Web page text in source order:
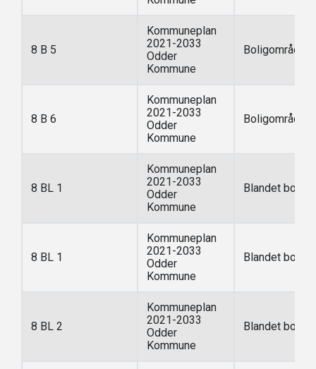
8 B 5
Kommuneplan
2021-2033
Odder
Kommune
Boligområde
8 B 6
Kommuneplan
2021-2033
Odder
Kommune
Boligområde
8 BL 1
Kommuneplan
2021-2033
Odder
Kommune
Blandet bolig
8 BL 1
Kommuneplan
2021-2033
Odder
Kommune
Blandet bolig
8 BL 2
Kommuneplan
2021-2033
Odder
Kommune
Blandet bolig